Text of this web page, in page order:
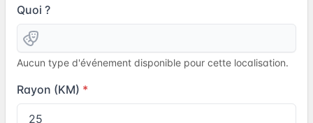
Quoi ?
Aucun type d'événement disponible pour cette localisation.
Rayon (KM)